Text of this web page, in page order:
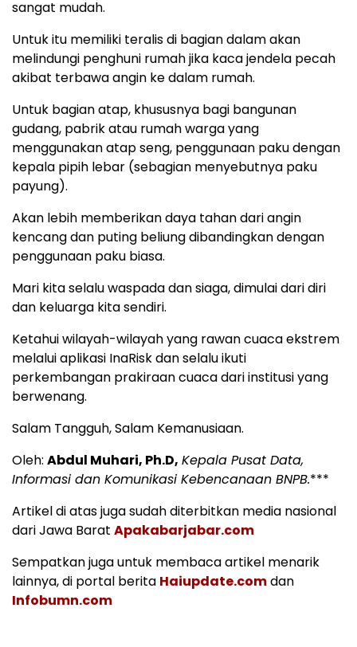
sangat mudah.
Untuk itu memiliki teralis di bagian dalam akan
melindungi penghuni rumah jika kaca jendela pecah
akibat terbawa angin ke dalam rumah.
Untuk bagian atap, khususnya bagi bangunan
gudang, pabrik atau rumah warga yang
menggunakan atap seng, penggunaan paku dengan
kepala pipih lebar (sebagian menyebutnya paku
payung).
Akan lebih memberikan daya tahan dari angin
kencang dan puting beliung dibandingkan dengan
penggunaan paku biasa.
Mari kita selalu waspada dan siaga, dimulai dari diri
dan keluarga kita sendiri.
Ketahui wilayah-wilayah yang rawan cuaca ekstrem
melalui aplikasi InaRisk dan selalu ikuti
perkembangan prakiraan cuaca dari institusi yang
berwenang.
Salam Tangguh, Salam Kemanusiaan.
Oleh: Abdul Muhari, Ph.D, Kepala Pusat Data,
Informasi dan Komunikasi Kebencanaan BNPB.***
Artikel di atas juga sudah diterbitkan media nasional
dari Jawa Barat Apakabarjabar.com
Sempatkan juga untuk membaca artikel menarik
lainnya, di portal berita Haiupdate.comdan
Infobumn.com